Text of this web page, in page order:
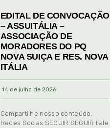
EDITAL DE CONVOCAÇÃO
– ASSUITÁLIA –
ASSOCIAÇÃO DE
MORADORES DO PQ
NOVA SUIÇA E RES. NOVA
ITÁLIA
14 de julho de 2026
Compartilhe nosso conteúdo:
Redes Socias SEGUIR SEGUIR Fale